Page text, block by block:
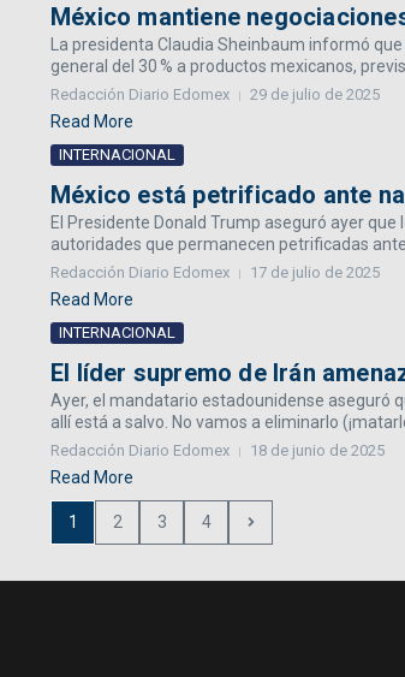
México mantiene
La presidenta Claudia Sheinbaum informó
general del 30 % a productos mexicanos,
Redacción Diario Edomex 29 de julio de 2025
Read More
INTERNACIONAL
México está petrificado ante
El Presidente Donald Trump aseguró ayer
autoridades que permanecen petrificadas ante
Redacción Diario Edomex 17 de julio de 2025
Read More
INTERNACIONAL
El líder supremo de Irán
Ayer, el mandatario estadounidense aseguró
allí está a salvo. No vamos a eliminarlo
Redacción Diario Edomex 18 de junio de 2025
Read More
1 2 3 4